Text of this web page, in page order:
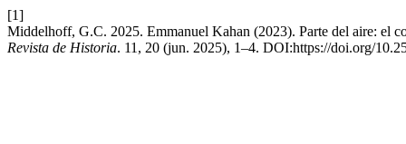
[1]
Middelhoff, G.C. 2025. Emmanuel Kahan (2023). Parte del aire: el
Revista de Historia. 11, 20 (jun. 2025), 1–4. DOI:https://doi.org/